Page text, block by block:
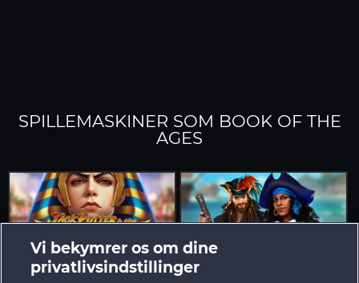
SPILLEMASKINER SOM BOOK OF THE
AGES
Jack Potter and the Book of Teos The black Book of Pirates
Vi bekymrer os om dine
privatlivsindstillinger